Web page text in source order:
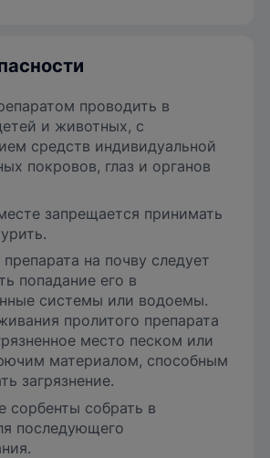
проводить в
и животных, с
средств индивидуальной
покровов, глаз и органов
запрещается принимать
на почву следует
попадание его в
системы или водоемы.
пролитого препарата
место песком или
материалом, способным
загрязнение.
сорбенты собрать в
последующего